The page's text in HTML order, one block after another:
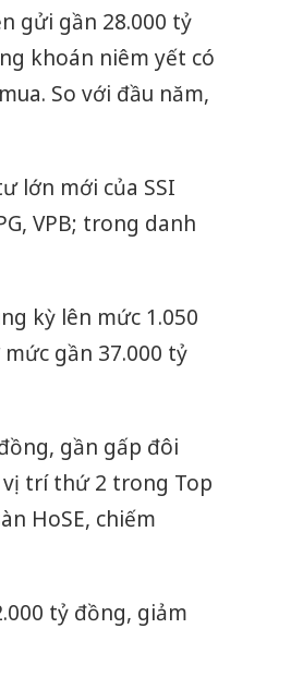
gửi gần 28.000 tỷ
khoán niêm yết có
So với đầu năm,
lớn mới của SSI
VPB; trong danh
kỳ lên mức 1.050
gần 37.000 tỷ
gần gấp đôi
vị trí thứ 2 trong Top
HoSE, chiếm
tỷ đồng, giảm